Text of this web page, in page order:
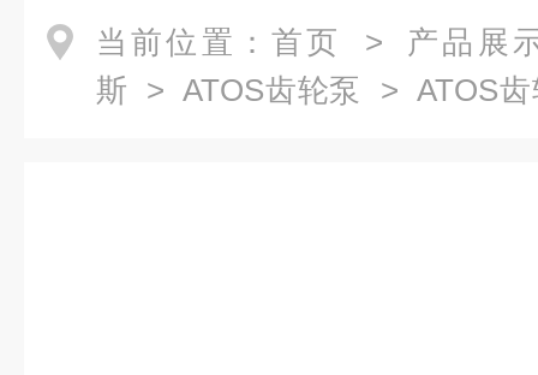
当前位置： 首页 > 产品展
斯 > ATOS齿轮泵 > ATOS齿